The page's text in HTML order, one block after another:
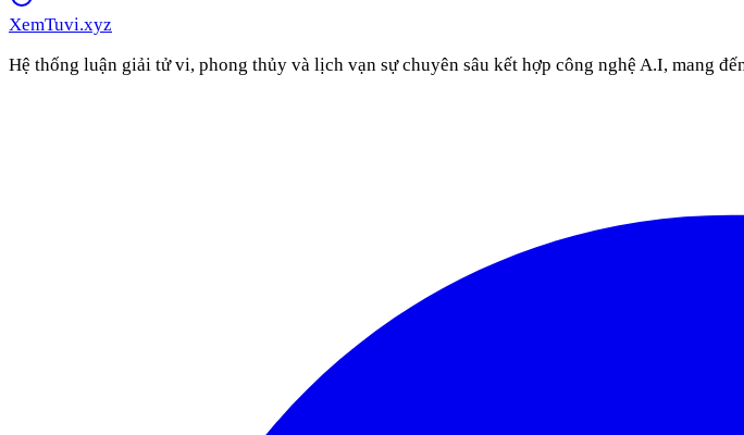
XemTuvi.xyz
Hệ thống luận giải tử vi, phong thủy và lịch vạn sự chuyên sâu kết hợp công nghệ A.I, mang